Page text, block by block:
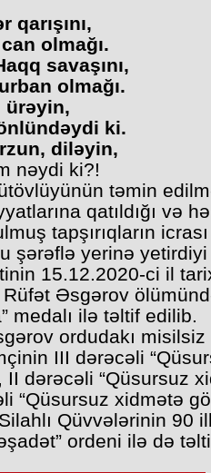
qarışını,
olmağı.
savaşını,
olmağı.
ürəyin,
ki.
diləyin,
nəydi ki?!
təmin
qatıldığı və
tapşırıqların icrası
şərəflə yerinə
15.12.2020-ci il
Rüfət Əsgərov
medalı ilə təltif edilib.
ordudakı misilsiz
III dərəcəli
II dərəcəli “Qüsursuz
“Qüsursuz xidmətə
Qüvvələrinin 90
ordeni ilə də